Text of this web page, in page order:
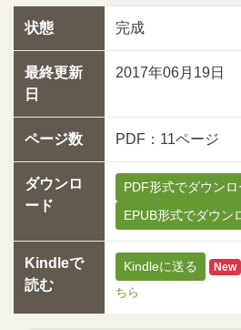
状態 完成
最終更新
日
2017年06月19日
ページ数 PDF：11ページ
ダウンロ
ード
PDF形式でダウンロ
EPUB形式でダウン
Kindleで
読む
Kindleに送る New
ちら